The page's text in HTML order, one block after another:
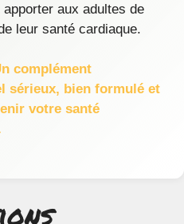
aux adultes de
leur santé cardiaque.
complément
sérieux, bien formulé et
votre santé